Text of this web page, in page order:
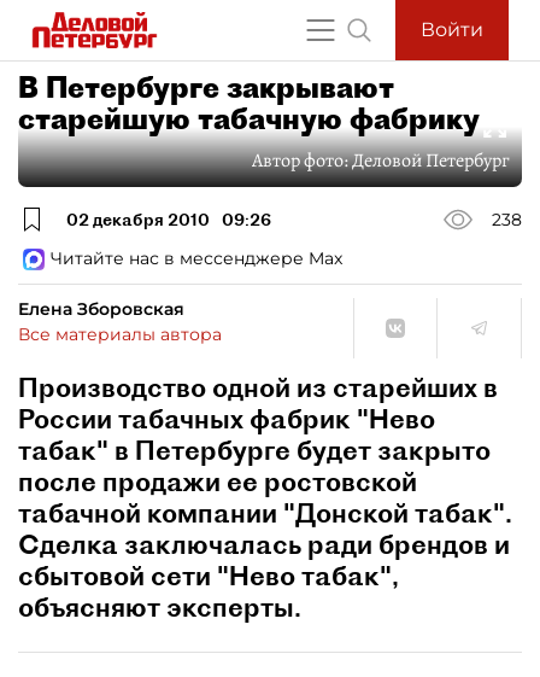
Войти
В Петербурге закрывают
старейшую табачную фабрику
Автор фото:Деловой Петербург
02 декабря 2010 09:26
238
Читайте нас в мессенджере Max
Елена Зборовская
Все материалы автора
Производство одной из старейших в
России табачных фабрик "Нево
табак" в Петербурге будет закрыто
после продажи ее ростовской
табачной компании "Донской табак".
Сделка заключалась ради брендов и
сбытовой сети "Нево табак",
объясняют эксперты.